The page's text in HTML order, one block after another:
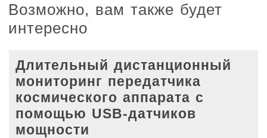
Возможно, вам также будет
интересно
Длительный дистанционный
мониторинг передатчика
космического аппарата с
помощью USB-датчиков
мощности